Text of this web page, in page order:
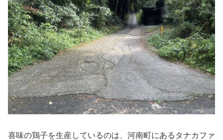
喜味の鶏子を生産しているのは、河南町にあるタナカファ